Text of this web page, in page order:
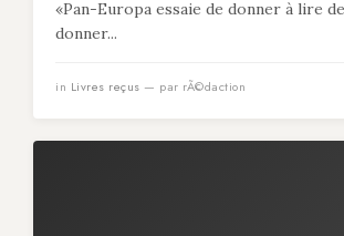
«Pan-Europa essaie de donner à lire
donner...
in Livres reçus — par rÃ©daction